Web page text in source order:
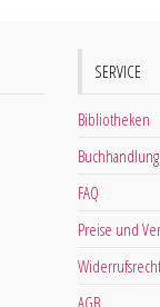
SERVICE
Bibliotheken
Buchhandlung
FAQ
Preise und
Widerrufsrecht
AGB